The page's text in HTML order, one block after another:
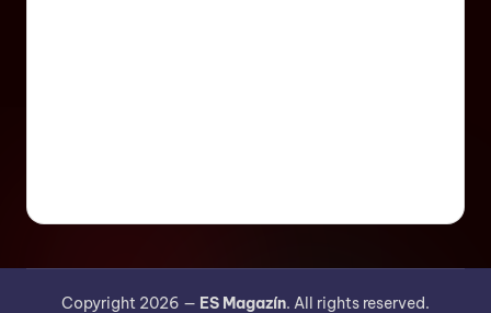
Copyright 2026 — ES Magazín. All rights reserved.